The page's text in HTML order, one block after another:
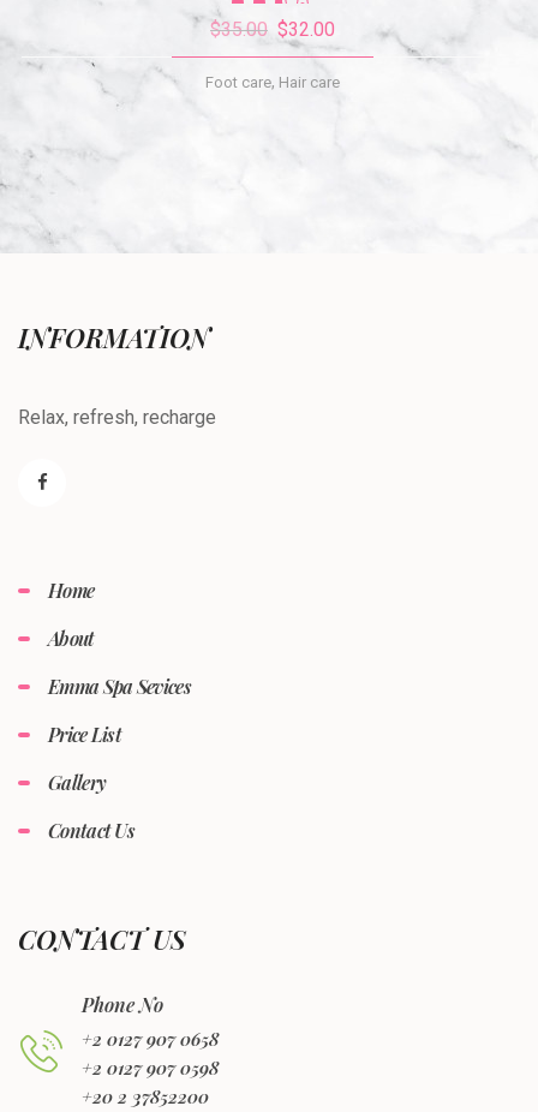
Rated
3.00
out of 5
$35.00 $32.00
Foot care, Hair care
INFORMATION
Relax, refresh, recharge
Home
About
Emma Spa Sevices
Price List
Gallery
Contact Us
CONTACT US
Phone No
+2 0127 907 0658
+2 0127 907 0598
+20 2 37852200